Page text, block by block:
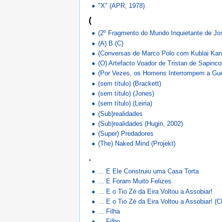
"X" (APR, 1978)
(
(2º Fragmento do Mundo Inquietante de
(A) B (C)
(Conversas de Marco Polo com Kublai
(O) Artefacto Voador de Tristan de
(Por Vezes, os Homens Interrompem a
(sem título) (Brackett)
(sem título) (Jones)
(sem título) (Leiria)
(Sub)realidades
(Sub)realidades (Hugin, 2002)
(Super) Predadores
(The) Naked Mind (Projekt)
.
... E Ele Construiu uma Casa Torta
... E Foram Muito Felizes
... E o Tio Zé da Eira Voltou a Assobiar!
... E o Tio Zé da Eira Voltou a Assobiar!
... Filha